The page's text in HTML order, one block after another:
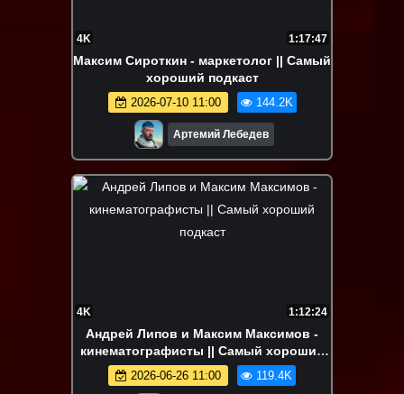
4K 1:17:47
Максим Сироткин - маркетолог || Самый
хороший подкаст
2026-07-10 11:00 144.2K
Артемий Лебедев
4K 1:12:24
Андрей Липов и Максим Максимов -
кинематографисты || Самый хороший
подкаст
2026-06-26 11:00 119.4K